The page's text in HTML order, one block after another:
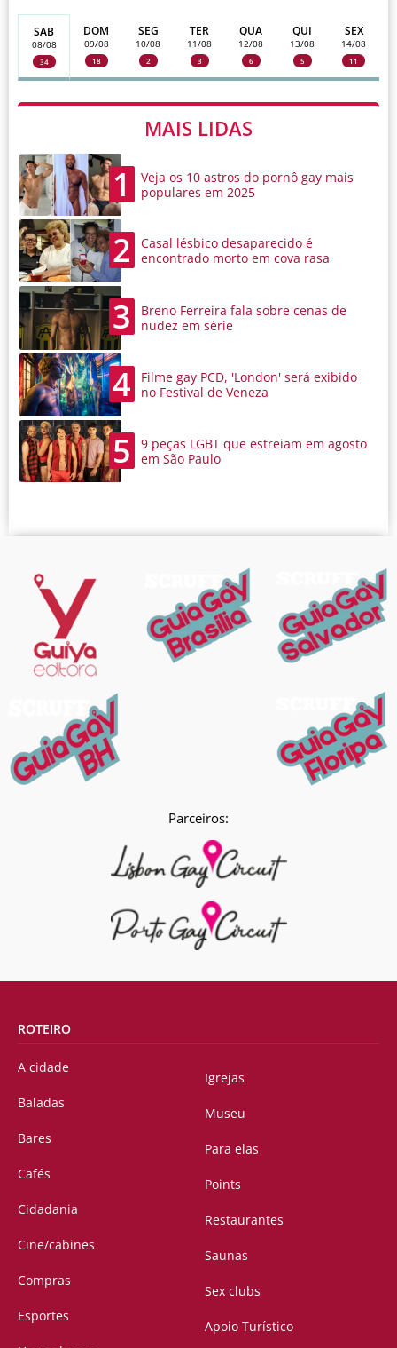
SAB
08/08
34
DOM
09/08
18
SEG
10/08
2
TER
11/08
3
QUA
12/08
6
QUI
13/08
5
SEX
14/08
11
MAIS LIDAS
1
Veja os 10 astros do pornô gay mais
populares em 2025
2
Casal lésbico desaparecido é
encontrado morto em cova rasa
3
Breno Ferreira fala sobre cenas de
nudez em série
4
Filme gay PCD, 'London' será exibido
no Festival de Veneza
5
9 peças LGBT que estreiam em agosto
em São Paulo
Parceiros:
ROTEIRO
A cidade
Baladas
Bares
Cafés
Cidadania
Cine/cabines
Compras
Esportes
Igrejas
Museu
Para elas
Points
Restaurantes
Saunas
Sex clubs
Apoio Turístico